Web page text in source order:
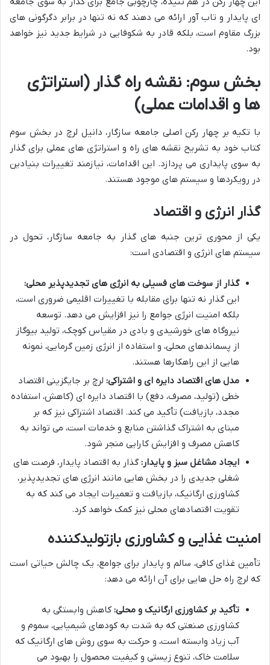
ای پایدار و تاب آور ارائه می دهند که نه تنها در برابر دگرگونی های
بزرگ مقاوم است، بلکه قادر به شکوفایی در شرایط جدید نیز خواهد
بود.
بخش سوم: نقشه راه گذار (استراتژی
ها و اقدامات عملی)
با تکیه بر چهار رکن اصلی جامعه سازگار، دانیل لرچ در بخش سوم
کتاب خود به تشریح نقشه های راه و استراتژی های عملی برای گذار
به سوی پایداری می پردازد. این اقدامات، نیازمند تغییرات بنیادین
در رویکردها و سیستم های موجود هستند.
گذار انرژی و اقتصاد
یکی از محوری ترین جنبه های گذار به جامعه سازگار، تحول در
سیستم های انرژی و اقتصادی است:
گذار از سوخت های فسیلی به انرژی های تجدیدپذیر محلی:
این گذار نه تنها برای مقابله با تغییرات اقلیمی ضروری است،
بلکه امنیت انرژی جوامع را نیز افزایش می دهد. توسعه
نیروگاه های خورشیدی و بادی در مقیاس کوچک، تولید بیوگاز
از پسماندهای محلی، و استفاده از انرژی زمین گرمایی، نمونه
هایی از این راهکارها هستند.
مدل های اقتصاد دایره ای و اشتراکی: لرچ بر جایگزینی اقتصاد
خطی (تولید، مصرف، دفع) با اقتصاد دایره ای (کاهش، استفاده
مجدد، بازیافت) تأکید می کند. اقتصاد اشتراکی نیز که بر
مبنای به اشتراک گذاشتن منابع و خدمات است، می تواند به
کاهش مصرف و افزایش کارایی منجر شود.
ایجاد مشاغل سبز و پایدار: گذار به اقتصاد پایدار، فرصت های
شغلی جدیدی را در بخش هایی مانند انرژی های تجدیدپذیر،
کشاورزی ارگانیک، بازیافت و تعمیرات ایجاد می کند که به
تقویت اقتصادهای محلی نیز کمک خواهد کرد.
امنیت غذایی و کشاورزی بازتولیدکننده
تأمین غذای کافی، سالم و پایدار برای جوامع، یک چالش حیاتی است
که لرچ راه حل هایی برای آن ارائه می دهد:
تأکید بر کشاورزی ارگانیک و محلی: کاهش وابستگی به
کشاورزی صنعتی که به شدت به کودهای شیمیایی، سموم و
آب زیاد وابسته است، و حرکت به سوی روش های ارگانیک که
سلامت خاک، تنوع زیستی و کیفیت محصول را بهبود می